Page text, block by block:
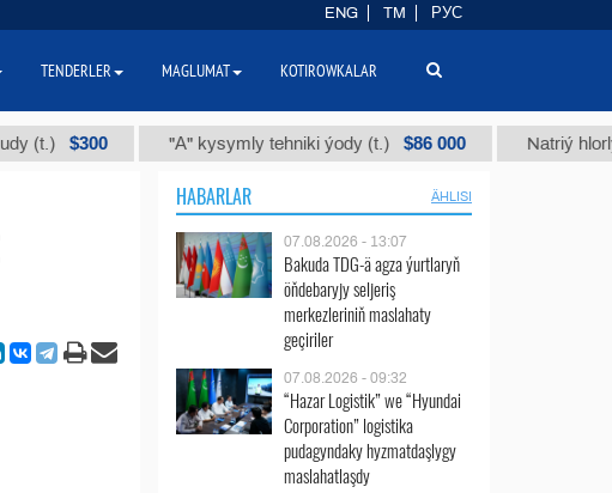
$300 "А" kysymly tehniki ýody (t.) $86 000 Natriý hlorly
HABARLAR ÄHLISI
07.08.2026 - 13:07
Bakuda TDG-ä agza ýurtlaryň
öňdebaryjy seljeriş
merkezleriniň maslahaty
geçiriler
07.08.2026 - 09:32
“Hazar Logistik” we “Hyundai
Corporation” logistika
pudagyndaky hyzmatdaşlygy
maslahatlaşdy
ENG TM РУС
TENDERLER MAGLUMAT KOTIROWKALAR